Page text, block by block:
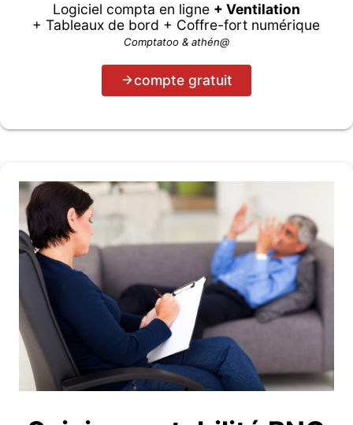
Logiciel compta en ligne + Ventilation
+ Tableaux de bord + Coffre-fort numérique
Comptatoo & athén@
compte gratuit